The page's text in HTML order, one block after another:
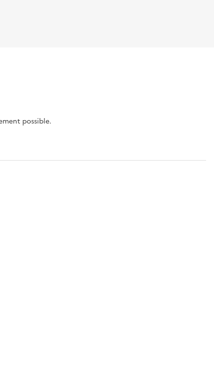
possible.